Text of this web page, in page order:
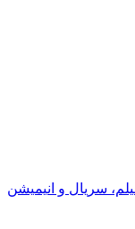
سریال و انیمیشن